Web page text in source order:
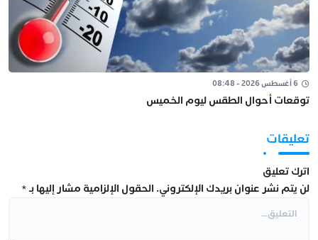
6 أغسطس 2026 - 08:48
توقعات أحوال الطقس ليوم الخميس
تعليقات
اترك تعليق
لن يتم نشر عنوان بريدك الإلكتروني. الحقول الإلزامية مشار إليها بـ*